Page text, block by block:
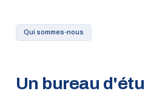
Qui sommes-nous
Un bureau